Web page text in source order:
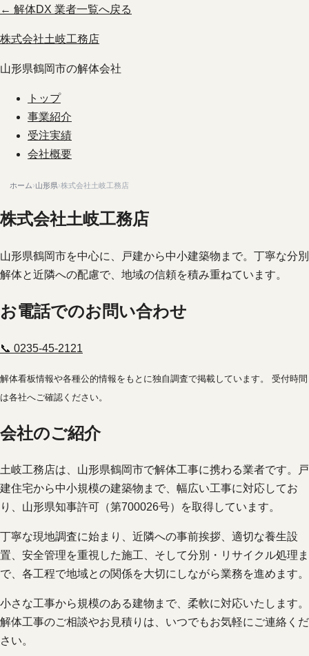
← 解体DX 業者一覧へ戻る
株式会社土岐工務店
山形県鶴岡市の解体会社
トップ
事業紹介
受注実績
会社概要
ホーム›山形県›株式会社土岐工務店
株式会社土岐工務店
山形県鶴岡市を中心に、戸建から中小建築物まで。丁寧な分別
解体と近隣への配慮で、地域の信頼を積み重ねています。
お電話でのお問い合わせ
📞 0235-45-2121
解体看板情報や各種公的情報をもとに独自調査で掲載しています。 受付時間
は各社へご確認ください。
会社のご紹介
土岐工務店は、山形県鶴岡市で解体工事に携わる業者です。戸
建住宅から中小規模の建築物まで、幅広い工事に対応してお
り、山形県知事許可（第700026号）を取得しています。
丁寧な現地調査に始まり、近隣への事前挨拶、適切な養生設
置、安全管理を重視した施工、そして分別・リサイクル処理ま
で、各工程で地域との関係を大切にしながら業務を進めます。
小さな工事から規模のある建物まで、柔軟に対応いたします。
解体工事のご相談やお見積りは、いつでもお気軽にご連絡くだ
さい。